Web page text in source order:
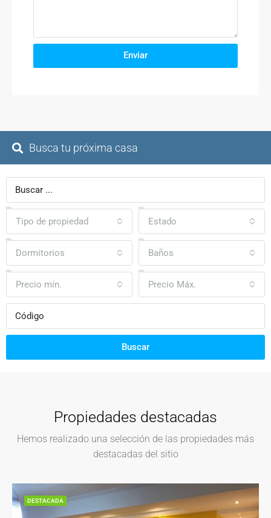
Enviar
Busca tu próxima casa
Tipo de propiedad Estado
Dormitorios Baños
Precio mín. Precio Máx.
Buscar
Propiedades destacadas
Hemos realizado una selección de las propiedades más
destacadas del sitio
DESTACADA